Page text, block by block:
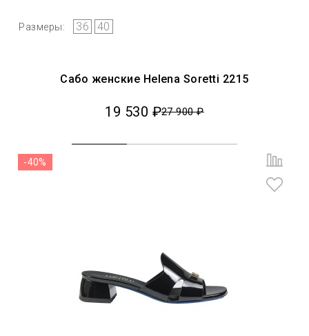
Размеры: 36 40
Сабо женские Helena Soretti 2215
19 530 ₽27 900 ₽
-40%